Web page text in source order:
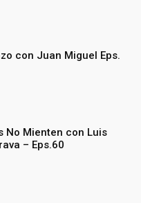
con Juan Miguel Eps.
No Mienten con Luis
– Eps.60